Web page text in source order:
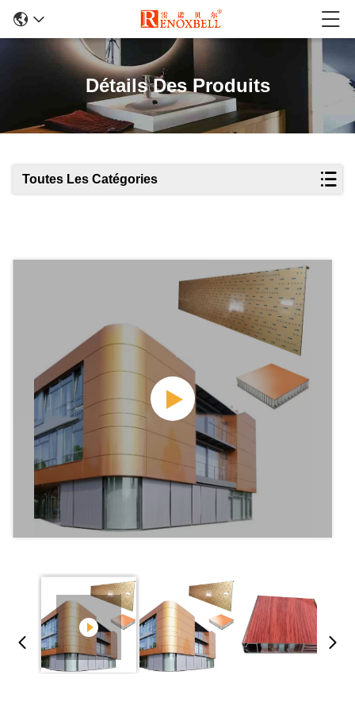
Détails Des Produits
Toutes Les Catégories